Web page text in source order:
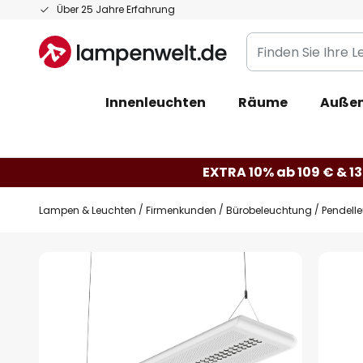
Über 25 Jahre Erfahrung
Zum
springen
Finden
Sie
Leuchte...
Innenleuchten Räume
EXTRA 10% ab 109 € &
Lampen & Leuchten Firmenkunden Bürobeleuchtung
Bildgalerie
springen